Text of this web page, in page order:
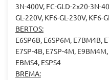
3N-400V, FC-GLD-2x20-3N-
GL-220V, KF6-GL-230V, KF6-
BERTOS:
E6SP6B, E6SP6M, E7BM4B,
E7SP-4B, E7SP-4M,
EBMS4, ESPS4
BREMA: